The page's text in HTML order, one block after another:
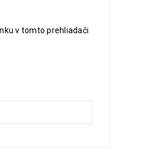
v tomto prehliadači